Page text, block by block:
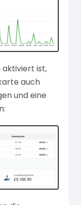
aktiviert ist,
auch
und eine